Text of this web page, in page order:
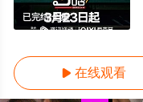
已完结/全集
 在线观看